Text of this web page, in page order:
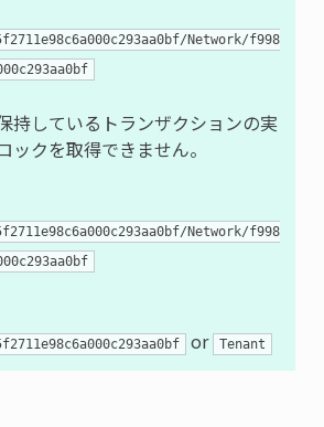
Network/f998
持しているトランザクションの実
ックを取得できません。
Network/f998
or Tenant